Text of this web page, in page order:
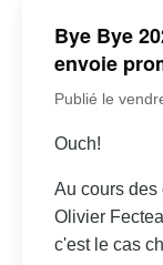
Bye Bye
envoie
Publié le
Ouch!
Au cours des
Olivier
c'est le cas